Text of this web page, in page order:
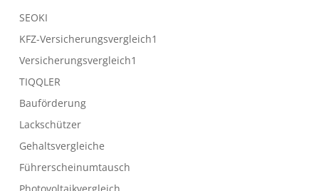
SEOKI
KFZ-Versicherungsvergleich1
Versicherungsvergleich1
TIQQLER
Bauförderung
Lackschützer
Gehaltsvergleiche
Führerscheinumtausch